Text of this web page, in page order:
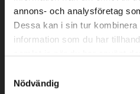
annons- och analysföretag
Dessa kan i sin tur
information som du har
samlat in när du har använt
Nödvändig